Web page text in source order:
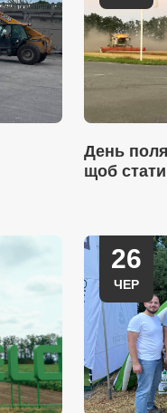
День
щоб
26
ЧЕР